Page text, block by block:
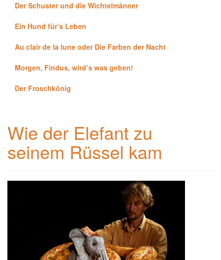
Der Schuster und die Wichtelmänner
Ein Hund für’s Leben
Au clair de la lune oder Die Farben der Nacht
Morgen, Findus, wird’s was geben!
Der Froschkönig
Wie der Elefant zu
seinem Rüssel kam